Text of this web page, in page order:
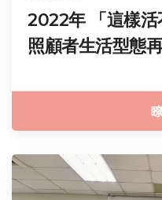
2022年 「這樣
照顧者生活型態